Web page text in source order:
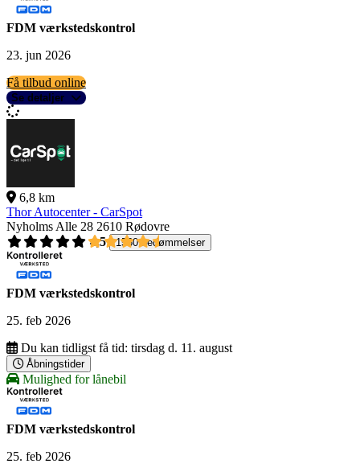
FDM værkstedskontrol
23. jun 2026
Få tilbud online
Se detaljer
6,8 km
Thor Autocenter - CarSpot
Nyholms Alle 28 2610 Rødovre
4,5
1560 bedømmelser
FDM værkstedskontrol
25. feb 2026
Du kan tidligst få tid: tirsdag d. 11. august
Åbningstider
Mulighed for lånebil
FDM værkstedskontrol
25. feb 2026